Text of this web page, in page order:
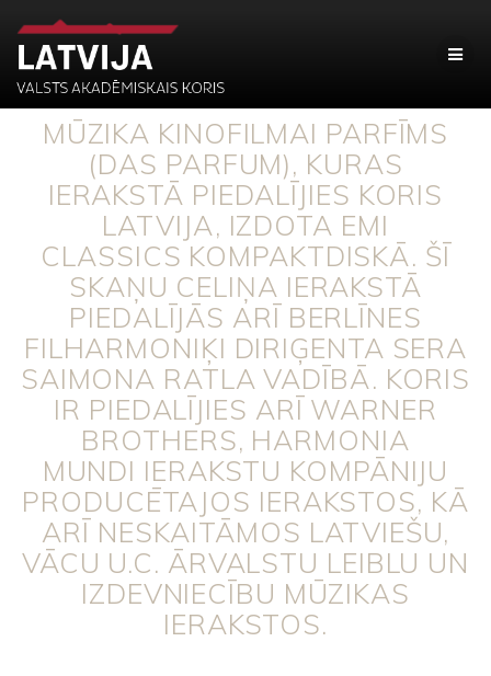
MŪZIKA KINOFILMAI PARFĪMS
(DAS PARFUM), KURAS
IERAKSTĀ PIEDALĪJIES KORIS
LATVIJA, IZDOTA EMI
CLASSICS KOMPAKTDISKĀ. ŠĪ
SKAŅU CELIŅA IERAKSTĀ
PIEDALĪJĀS ARĪ BERLĪNES
FILHARMONIĶI DIRIĢENTA SERA
SAIMONA RATLA VADĪBĀ. KORIS
IR PIEDALĪJIES ARĪ WARNER
BROTHERS, HARMONIA
MUNDI IERAKSTU KOMPĀNIJU
PRODUCĒTAJOS IERAKSTOS, KĀ
ARĪ NESKAITĀMOS LATVIEŠU,
VĀCU U.C. ĀRVALSTU LEIBLU UN
IZDEVNIECĪBU MŪZIKAS
IERAKSTOS.